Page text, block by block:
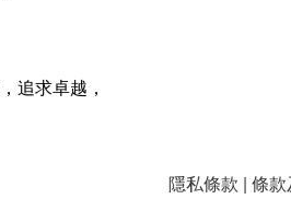
追求卓越，
隱私條款 | 條